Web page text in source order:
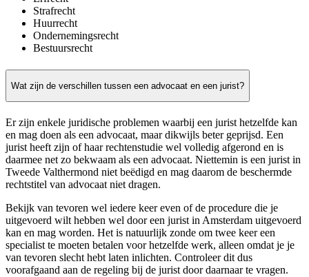
Strafrecht
Huurrecht
Ondernemingsrecht
Bestuursrecht
Wat zijn de verschillen tussen een advocaat en een jurist?
Er zijn enkele juridische problemen waarbij een jurist hetzelfde kan
en mag doen als een advocaat, maar dikwijls beter geprijsd. Een
jurist heeft zijn of haar rechtenstudie wel volledig afgerond en is
daarmee net zo bekwaam als een advocaat. Niettemin is een jurist in
Tweede Valthermond niet beëdigd en mag daarom de beschermde
rechtstitel van advocaat niet dragen.
Bekijk van tevoren wel iedere keer even of de procedure die je
uitgevoerd wilt hebben wel door een jurist in Amsterdam uitgevoerd
kan en mag worden. Het is natuurlijk zonde om twee keer een
specialist te moeten betalen voor hetzelfde werk, alleen omdat je je
van tevoren slecht hebt laten inlichten. Controleer dit dus
voorafgaand aan de regeling bij de jurist door daarnaar te vragen.